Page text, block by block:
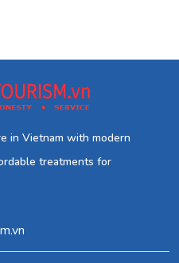
in Vietnam with modern
treatments for